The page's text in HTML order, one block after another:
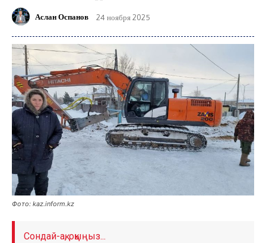
Аслан Оспанов 24 ноября 2025
Фото: kaz.inform.kz
Сондай-ақ, оқыңыз...